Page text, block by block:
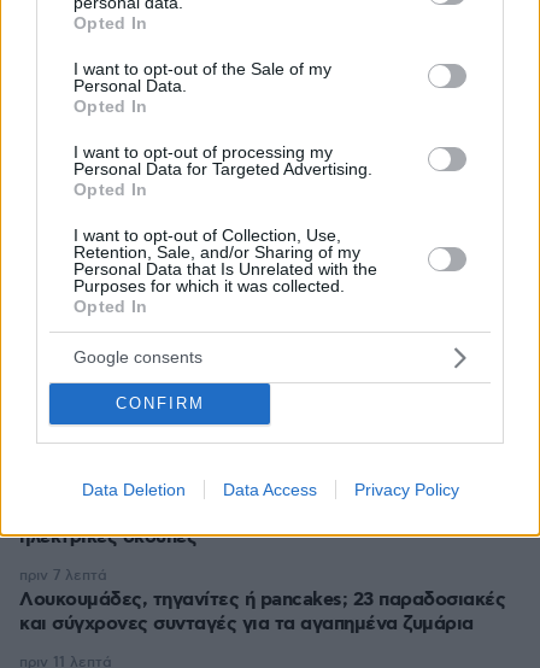
grant or deny consent to Google and its third-party tags to
use your data for below specified purposes in below Google
consent section.
Opted In
I want to opt-out of the Sale of my
Personal Data.
Opted In
I want to opt-out of processing my
Personal Data for Targeted Advertising.
Opted In
I want to opt-out of Collection, Use,
Retention, Sale, and/or Sharing of my
Personal Data that Is Unrelated with the
Purposes for which it was collected.
Opted In
Google consents
CONFIRM
Data Deletion Data Access Privacy Policy
Το μέλλον της τεχνολογίας
27.07.2026, 06:00
Η Smart φοιτητική κατοικία στην καρδιά της Αθήνας
03.08.2026, 10:56
Επαγγελματική Εκπαίδευση & Εξειδίκευση: Το Mοντέλο που
σε Bάζει στην Aγορά Eργασίας
26.07.2026, 09:54
ΡΟΗ ΕΙΔΗΣΕΩΝ
ηλεκτρικές σκούπες
πριν 7 λεπτά
Λουκουμάδες, τηγανίτες ή pancakes; 23 παραδοσιακές
και σύγχρονες συνταγές για τα αγαπημένα ζυμάρια
πριν 7 λεπτά
πριν 11 λεπτά